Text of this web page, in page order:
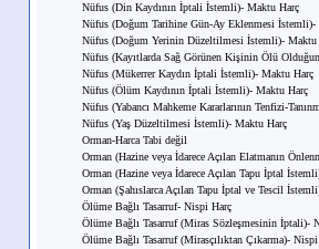
Nüfus (Din Kaydının İptali İstemli)- Maktu Harç
Nüfus (Doğum Tarihine Gün-Ay Eklenmesi İstemli)-
Nüfus (Doğum Yerinin Düzeltilmesi İstemli)- Maktu
Nüfus (Kayıtlarda Sağ Görünen Kişinin Ölü
Nüfus (Mükerrer Kaydın İptali İstemli)- Maktu Harç
Nüfus (Ölüm Kaydının İptali İstemli)- Maktu Harç
Nüfus (Yabancı Mahkeme Kararlarının Tenfizi-
Nüfus (Yaş Düzeltilmesi İstemli)- Maktu Harç
Orman-Harca Tabi değil
Orman (Hazine veya İdarece Açılan Elatmanın
Orman (Hazine veya İdarece Açılan Tapu İptal
Orman (Şahıslarca Açılan Tapu İptal ve Tescil
Ölüme Bağlı Tasarruf- Nispi Harç
Ölüme Bağlı Tasarruf (Miras Sözleşmesinin İptali)-
Ölüme Bağlı Tasarruf (Mirasçılıktan Çıkarma)-